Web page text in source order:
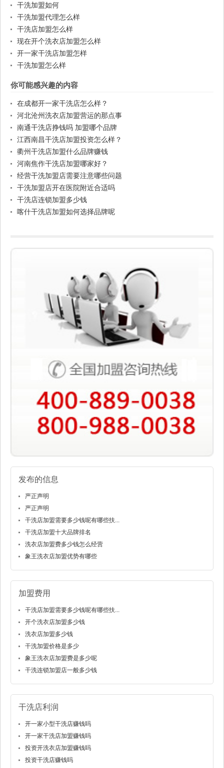
干洗加盟如何
干洗加盟代理怎么样
干洗店加盟怎么样
现在开个洗衣店加盟怎么样
开一家干洗店加盟怎样
干洗加盟怎么样
你可能感兴趣的内容
在成都开一家干洗店怎么样？
河北沧州洗衣店加盟营运的那点事
南通干洗店挣钱吗 加盟哪个品牌
江西南昌干洗店加盟投资怎么样？
衢州干洗店加盟什么品牌赚钱
河南焦作干洗店加盟哪家好？
经营干洗加盟店需要注意哪些问题
干洗加盟店开在医院附近合适吗
干洗店连锁加盟多少钱
喀什干洗店加盟如何选择品牌呢
发布的信息
严正声明
严正声明
干洗店加盟需要多少钱呢有哪些扶...
干洗店加盟十大品牌排名
洗衣店加盟费多少钱怎么经营
象王洗衣店加盟优势有哪些
加盟费用
干洗店加盟需要多少钱呢有哪些扶...
开个洗衣店加盟多少钱
洗衣店加盟多少钱
干洗加盟价格是多少
象王洗衣店加盟费是多少呢
干洗连锁加盟店一般多少钱
干洗店利润
开一家小型干洗店赚钱吗
开一家干洗店加盟赚钱吗
投资开洗衣店加盟赚钱吗
投资干洗店赚钱吗